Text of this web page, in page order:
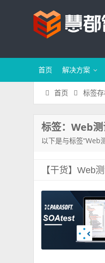
首页 解决方案
首页 标签
标签：Web
以下是与标签“Web
【干货】Web